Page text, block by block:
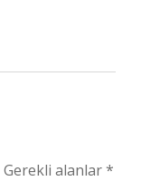
Gerekli alanlar*